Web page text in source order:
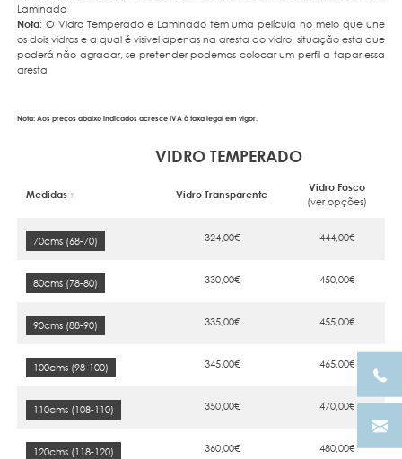
Laminado
Nota: O Vidro Temperado e Laminado tem uma película no meio que une
os dois vidros e a qual é visivel apenas na aresta do vidro, situação esta que
poderá não agradar, se pretender podemos colocar um perfil a tapar essa
aresta
Nota: Aos preços abaixo indicados acresce IVA à taxa legal em vigor.
VIDRO TEMPERADO
Medidas ? Vidro Transparente
Vidro Fosco
(ver opções)
70cms (68-70) 324,00€ 444,00€
80cms (78-80) 330,00€ 450,00€
90cms (88-90) 335,00€ 455,00€
100cms (98-100) 345,00€ 465,00€
110cms (108-110) 350,00€ 470,00€
120cms (118-120) 360,00€ 480,00€